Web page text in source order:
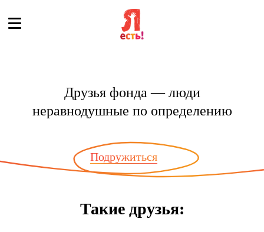
Друзья фонда — люди
неравнодушные по определению
Подружиться
Такие друзья: